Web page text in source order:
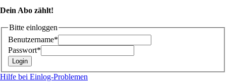
Dein Abo zählt!
Bitte einloggen
Benutzername*
Passwort*
Hilfe bei Einlog-Problemen